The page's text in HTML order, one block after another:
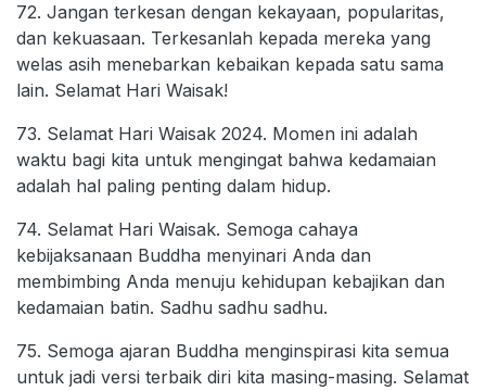
72. Jangan terkesan dengan kekayaan, popularitas,
dan kekuasaan. Terkesanlah kepada mereka yang
welas asih menebarkan kebaikan kepada satu sama
lain. Selamat Hari Waisak!
73. Selamat Hari Waisak 2024. Momen ini adalah
waktu bagi kita untuk mengingat bahwa kedamaian
adalah hal paling penting dalam hidup.
74. Selamat Hari Waisak. Semoga cahaya
kebijaksanaan Buddha menyinari Anda dan
membimbing Anda menuju kehidupan kebajikan dan
kedamaian batin. Sadhu sadhu sadhu.
75. Semoga ajaran Buddha menginspirasi kita semua
untuk jadi versi terbaik diri kita masing-masing. Selamat